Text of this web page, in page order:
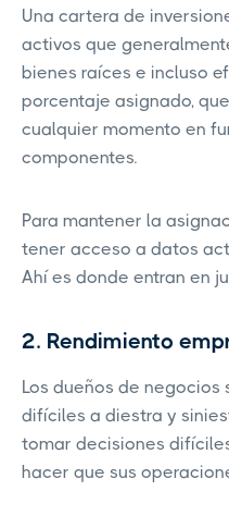
Una cartera de
activos que
bienes raíces e incluso
porcentaje asignado,
cualquier momento en
componentes.
Para mantener la
tener acceso a datos
Ahí es donde entran en
2. Rendimiento
Los dueños de
difíciles a diestra y
tomar decisiones
hacer que sus